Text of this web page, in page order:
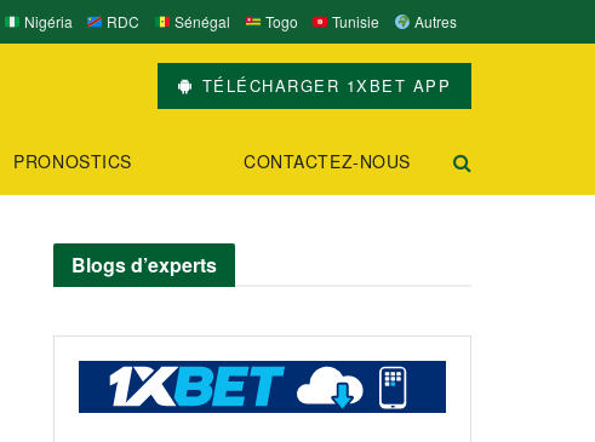
Nigéria RDC Sénégal Togo Tunisie Autres
TÉLÉCHARGER 1XBET APP
PRONOSTICS CONTACTEZ-NOUS
Blogs d’experts